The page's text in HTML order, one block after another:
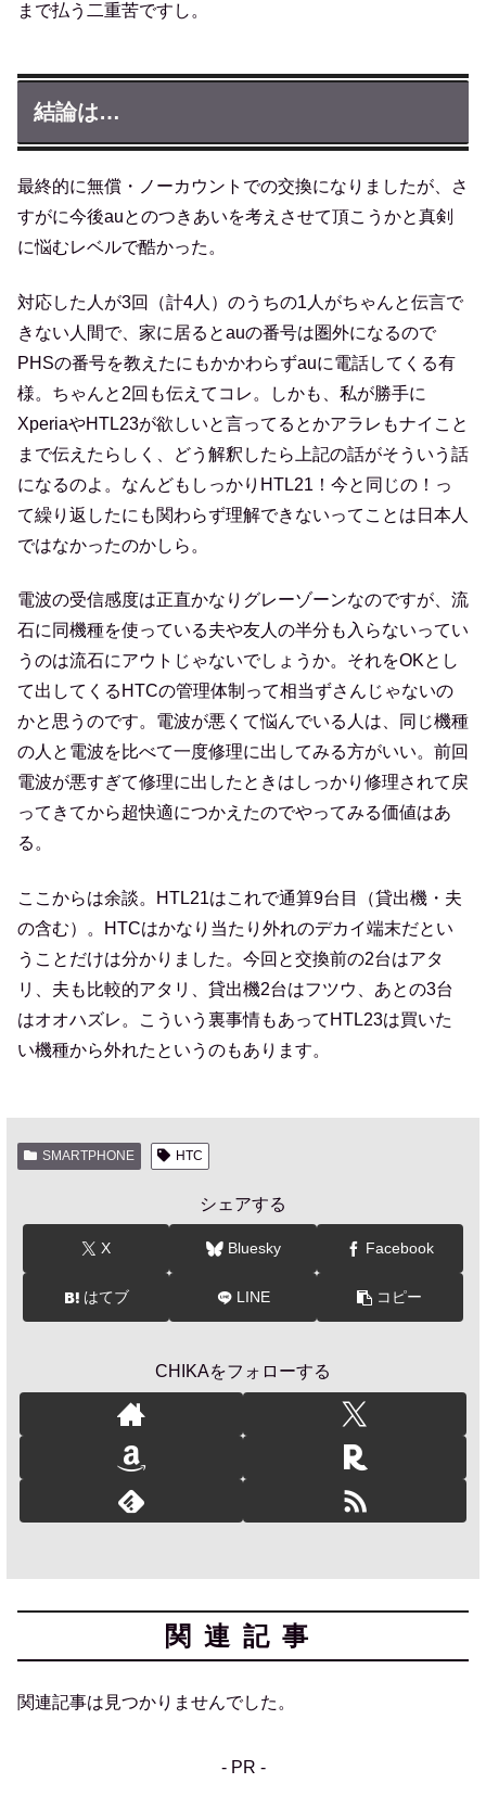
まで払う二重苦ですし。
結論は…
最終的に無償・ノーカウントでの交換になりましたが、さ
すがに今後auとのつきあいを考えさせて頂こうかと真剣
に悩むレベルで酷かった。
対応した人が3回（計4人）のうちの1人がちゃんと伝言で
きない人間で、家に居るとauの番号は圏外になるので
PHSの番号を教えたにもかかわらずauに電話してくる有
様。ちゃんと2回も伝えてコレ。しかも、私が勝手に
XperiaやHTL23が欲しいと言ってるとかアラレもナイこと
まで伝えたらしく、どう解釈したら上記の話がそういう話
になるのよ。なんどもしっかりHTL21！今と同じの！っ
て繰り返したにも関わらず理解できないってことは日本人
ではなかったのかしら。
電波の受信感度は正直かなりグレーゾーンなのですが、流
石に同機種を使っている夫や友人の半分も入らないってい
うのは流石にアウトじゃないでしょうか。それをOKとし
て出してくるHTCの管理体制って相当ずさんじゃないの
かと思うのです。電波が悪くて悩んでいる人は、同じ機種
の人と電波を比べて一度修理に出してみる方がいい。前回
電波が悪すぎて修理に出したときはしっかり修理されて戻
ってきてから超快適につかえたのでやってみる価値はあ
る。
ここからは余談。HTL21はこれで通算9台目（貸出機・夫
の含む）。HTCはかなり当たり外れのデカイ端末だとい
うことだけは分かりました。今回と交換前の2台はアタ
リ、夫も比較的アタリ、貸出機2台はフツウ、あとの3台
はオオハズレ。こういう裏事情もあってHTL23は買いた
い機種から外れたというのもあります。
SMARTPHONE HTC
シェアする
X Bluesky Facebook
はてブ LINE コピー
CHIKAをフォローする
関連記事
関連記事は見つかりませんでした。
- PR -